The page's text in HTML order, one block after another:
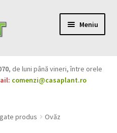
Meniu
, de luni până vineri, între orele
comenzi@casaplant.ro
produs Ovăz